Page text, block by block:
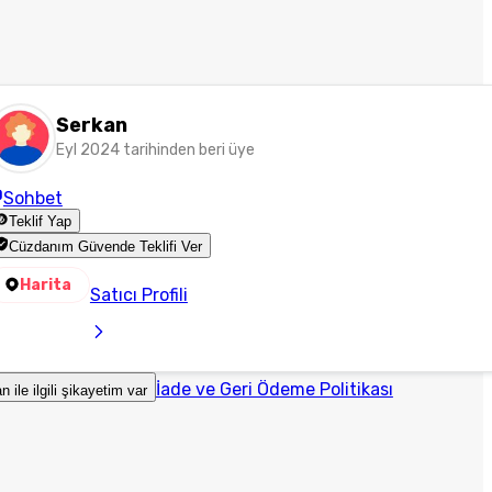
Serkan
Eyl 2024 tarihinden beri üye
Sohbet
Teklif Yap
Cüzdanım Güvende Teklifi Ver
Harita Satıcı Profili
ile ilgili şikayetim var İade ve Geri Ödeme Politikası